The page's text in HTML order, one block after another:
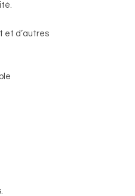
et d’autres